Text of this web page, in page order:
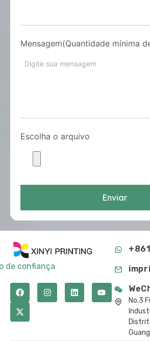
Mensagem(Quantidade mínima
Escolha o arquivo
Enviar
de confiança
No.3